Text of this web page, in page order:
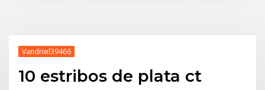
Vandriel39466
10 estribos de plata ct